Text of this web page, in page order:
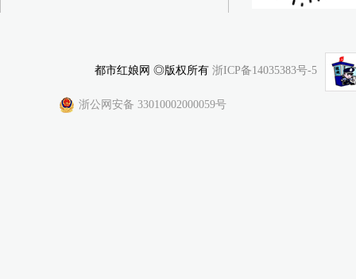
都市红娘网 ◎版权所有 浙ICP备14035383号-5
浙公网安备 33010002000059号